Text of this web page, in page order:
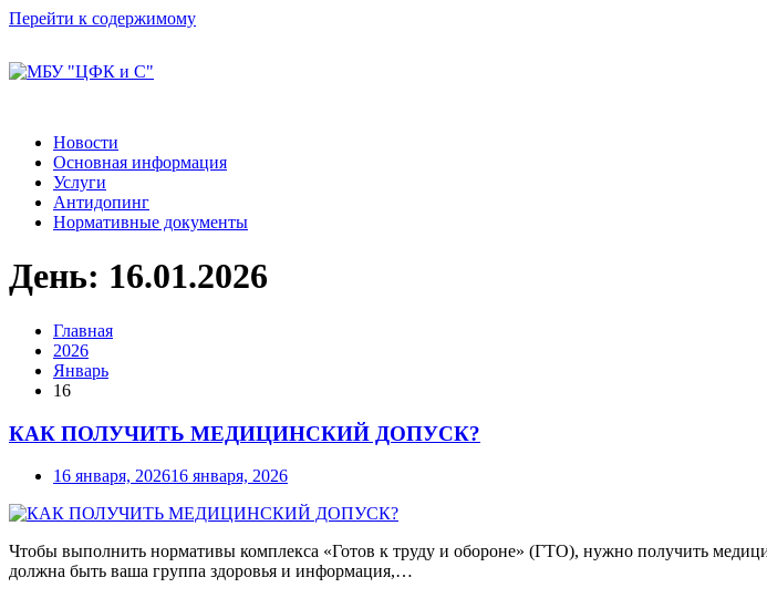
Перейти к содержимому
Новости
Основная информация
Услуги
Антидопинг
Нормативные документы
День: 16.01.2026
Главная
2026
Январь
16
КАК ПОЛУЧИТЬ МЕДИЦИНСКИЙ ДОПУСК?
16 января, 202616 января, 2026
Чтобы выполнить нормативы комплекса «Готов к труду и обороне» (ГТО), нужно получить
должна быть ваша группа здоровья и информация,…